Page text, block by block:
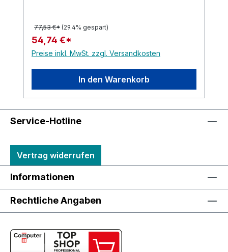
77,53 €* (29.4% gespart)
54,74 €*
Preise inkl. MwSt. zzgl. Versandkosten
In den Warenkorb
Service-Hotline
Vertrag widerrufen
Informationen
Rechtliche Angaben